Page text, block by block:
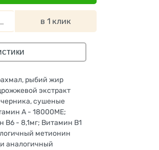
в 1 клик
рыбий жир
экстракт
сушеные
А - 18000МЕ;
- 8,1мг; Витамин В1
метионин
аналогичный